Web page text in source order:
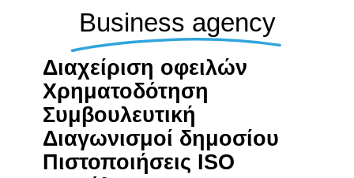
Business agency
Διαχείριση οφειλών
Χρηματοδότηση
Συμβουλευτική
Διαγωνισμοί δημοσίου
Πιστοποιήσεις ISO